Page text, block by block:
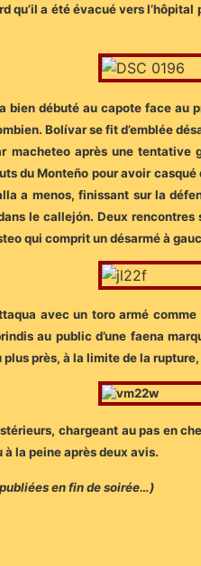
qu’il a été évacué vers
bien débuté au capote face au
Bolívar se fit d’emblée
macheteo après une tentative
du Monteño pour avoir
a menos, finissant sur la
le callejón. Deux
qui comprit un désarmé à
avec un toro armé
au public d’une faena
près, à la limite de la
chargeant au pas en
la peine après deux avis.
en fin de soirée…)